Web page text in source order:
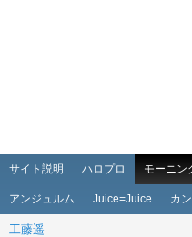
メインメニュー
メインコンテンツへ移
サブコンテンツへ移動
サイト説明 ハロプロ モーニン
アンジュルム Juice=Juice カ
工藤遥